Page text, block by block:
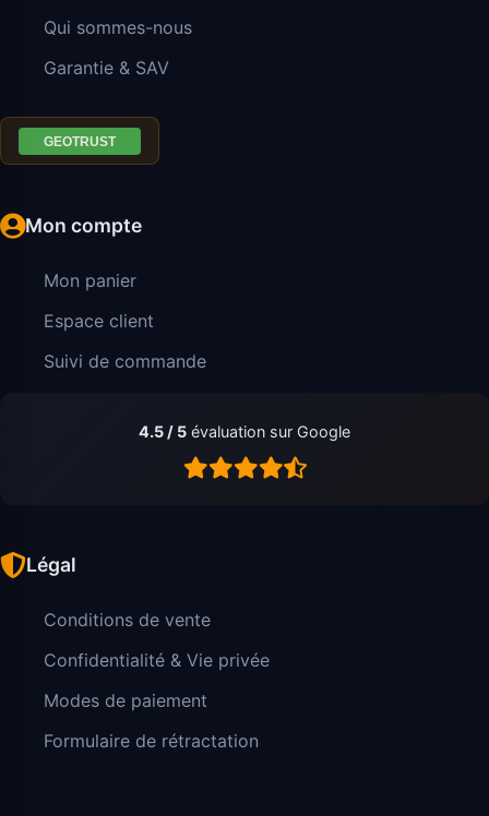
Qui sommes-nous
Garantie & SAV
Mon compte
Mon panier
Espace client
Suivi de commande
4.5 / 5 évaluation sur Google
Légal
Conditions de vente
Confidentialité & Vie privée
Modes de paiement
Formulaire de rétractation